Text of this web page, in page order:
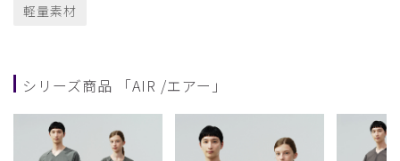
軽量素材
シリーズ商品 「AIR /エアー」